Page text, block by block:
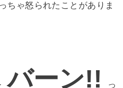
ちゃ怒られたことがありま
バーン!! っ